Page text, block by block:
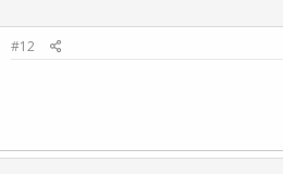
#12